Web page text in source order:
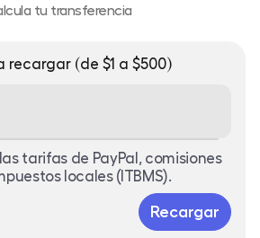
tu transferencia
recargar (de $1 a $500)
tarifas de PayPal, comisiones
locales (ITBMS).
Recargar